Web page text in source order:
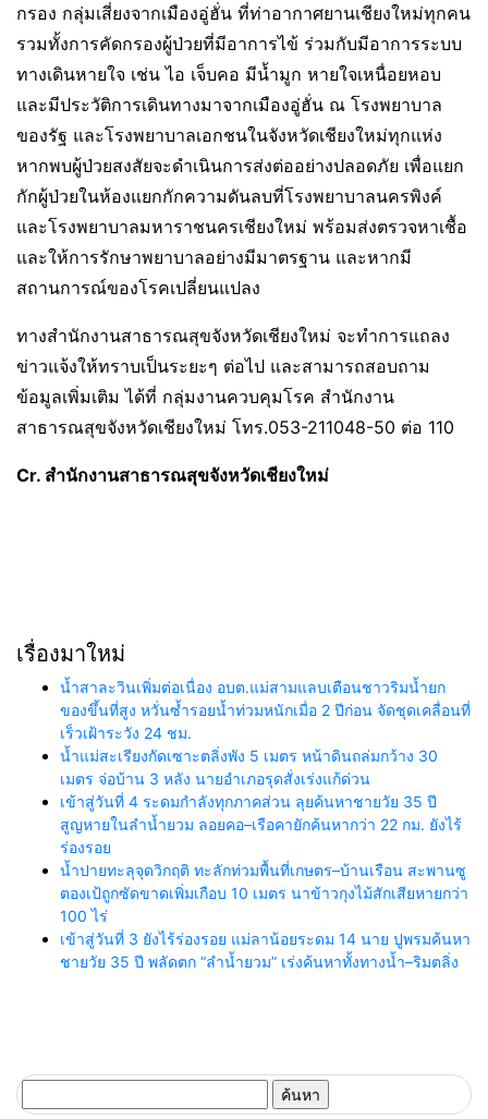
กรอง กลุ่มเสี่ยงจากเมืองอู่ฮั่น ที่ท่าอากาศยานเชียงใหม่ทุกคน
รวมทั้งการคัดกรองผู้ป่วยที่มีอาการไข้ ร่วมกับมีอาการระบบ
ทางเดินหายใจ เช่น ไอ เจ็บคอ มีน้ำมูก หายใจเหนื่อยหอบ
และมีประวัติการเดินทางมาจากเมืองอู่ฮั่น ณ โรงพยาบาล
ของรัฐ และโรงพยาบาลเอกชนในจังหวัดเชียงใหม่ทุกแห่ง
หากพบผู้ป่วยสงสัยจะดำเนินการส่งต่ออย่างปลอดภัย เพื่อแยก
กักผู้ป่วยในห้องแยกกักความดันลบที่โรงพยาบาลนครพิงค์
และโรงพยาบาลมหาราชนครเชียงใหม่ พร้อมส่งตรวจหาเชื้อ
และให้การรักษาพยาบาลอย่างมีมาตรฐาน และหากมี
สถานการณ์ของโรคเปลี่ยนแปลง
ทางสำนักงานสาธารณสุขจังหวัดเชียงใหม่ จะทำการแถลง
ข่าวแจ้งให้ทราบเป็นระยะๆ ต่อไป และสามารถสอบถาม
ข้อมูลเพิ่มเติม ได้ที่ กลุ่มงานควบคุมโรค สำนักงาน
สาธารณสุขจังหวัดเชียงใหม่ โทร.053-211048-50 ต่อ 110
Cr. สำนักงานสาธารณสุขจังหวัดเชียงใหม่
เรื่องมาใหม่
น้ำสาละวินเพิ่มต่อเนื่อง อบต.แม่สามแลบเตือนชาวริมน้ำยก
ของขึ้นที่สูง หวั่นซ้ำรอยน้ำท่วมหนักเมื่อ 2 ปีก่อน จัดชุดเคลื่อนที่
เร็วเฝ้าระวัง 24 ชม.
น้ำแม่สะเรียงกัดเซาะตลิ่งพัง 5 เมตร หน้าดินถล่มกว้าง 30
เมตร จ่อบ้าน 3 หลัง นายอำเภอรุดสั่งเร่งแก้ด่วน
เข้าสู่วันที่ 4 ระดมกำลังทุกภาคส่วน ลุยค้นหาชายวัย 35 ปี
สูญหายในลำน้ำยวม ลอยคอ–เรือคายักค้นหากว่า 22 กม. ยังไร้
ร่องรอย
น้ำปายทะลุจุดวิกฤติ ทะลักท่วมพื้นที่เกษตร–บ้านเรือน สะพานซู
ตองเป้ถูกซัดขาดเพิ่มเกือบ 10 เมตร นาข้าวกุงไม้สักเสียหายกว่า
100 ไร่
เข้าสู่วันที่ 3 ยังไร้ร่องรอย แม่ลาน้อยระดม 14 นาย ปูพรมค้นหา
ชายวัย 35 ปี พลัดตก “ลำน้ำยวม” เร่งค้นหาทั้งทางน้ำ–ริมตลิ่ง
สำหรับ: